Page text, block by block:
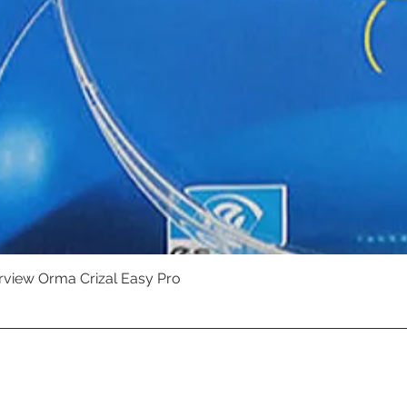
Orma Crizal Easy Pro